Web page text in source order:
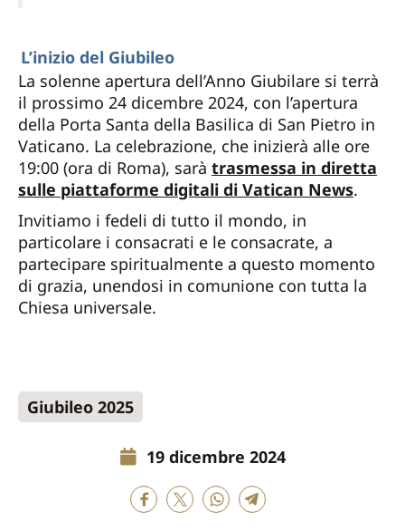
L’inizio del Giubileo
La solenne apertura dell’Anno Giubilare si terrà
il prossimo 24 dicembre 2024, con l’apertura
della Porta Santa della Basilica di San Pietro in
Vaticano. La celebrazione, che inizierà alle ore
19:00 (ora di Roma), sarà trasmessa in diretta
sulle piattaforme digitali di Vatican News.
Invitiamo i fedeli di tutto il mondo, in
particolare i consacrati e le consacrate, a
partecipare spiritualmente a questo momento
di grazia, unendosi in comunione con tutta la
Chiesa universale.
Giubileo 2025
19 dicembre 2024